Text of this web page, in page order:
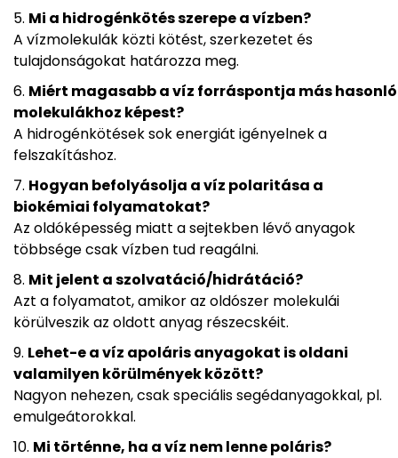
Mi a hidrogénkötés szerepe a vízben?
A vízmolekulák közti kötést, szerkezetet és
tulajdonságokat határozza meg.
Miért magasabb a víz forráspontja más hasonló
molekulákhoz képest?
A hidrogénkötések sok energiát igényelnek a
felszakításhoz.
Hogyan befolyásolja a víz polaritása a
biokémiai folyamatokat?
Az oldóképesség miatt a sejtekben lévő anyagok
többsége csak vízben tud reagálni.
Mit jelent a szolvatáció/hidrátáció?
Azt a folyamatot, amikor az oldószer molekulái
körülveszik az oldott anyag részecskéit.
Lehet-e a víz apoláris anyagokat is oldani
valamilyen körülmények között?
Nagyon nehezen, csak speciális segédanyagokkal, pl.
emulgeátorokkal.
Mi történne, ha a víz nem lenne poláris?